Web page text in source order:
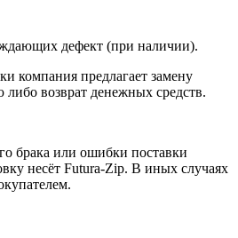
дефект (при наличии).
компания предлагает замену
либо возврат денежных средств.
брака или ошибки поставки
несёт Futura-Zip. В иных случаях